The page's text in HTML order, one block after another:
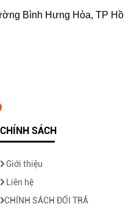
Bình Hưng Hòa, TP Hồ
CHÍNH SÁCH
Giới thiệu
Liên hệ
CHÍNH SÁCH ĐỔI TRẢ